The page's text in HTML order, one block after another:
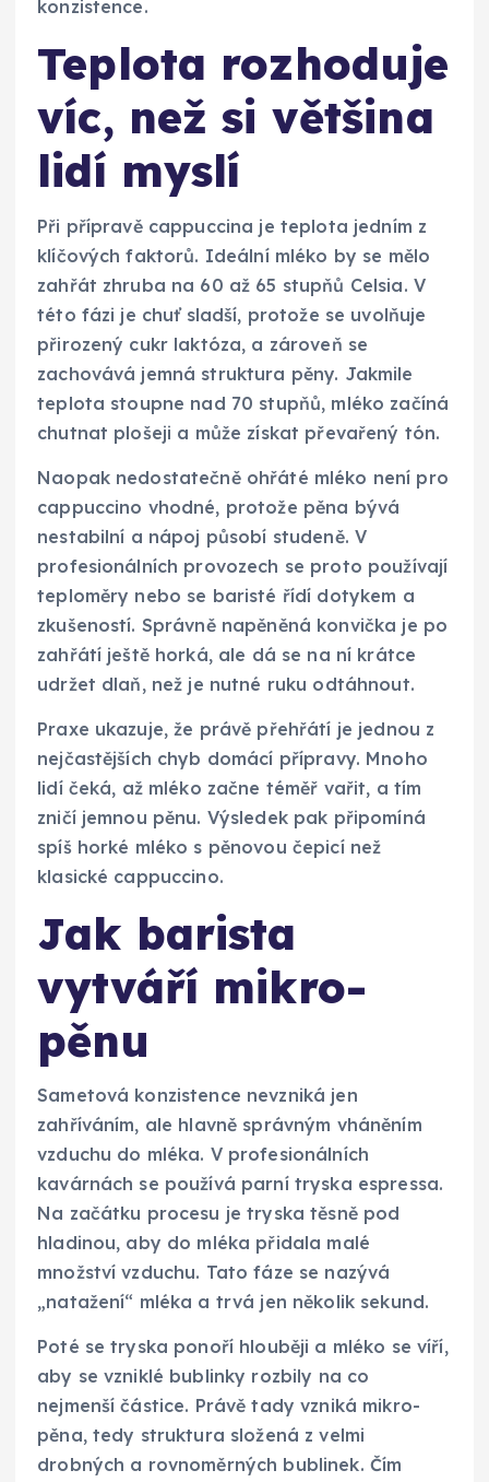
konzistence.
Teplota rozhoduje
víc, než si většina
lidí myslí
Při přípravě cappuccina je teplota jedním z
klíčových faktorů. Ideální mléko by se mělo
zahřát zhruba na 60 až 65 stupňů Celsia. V
této fázi je chuť sladší, protože se uvolňuje
přirozený cukr laktóza, a zároveň se
zachovává jemná struktura pěny. Jakmile
teplota stoupne nad 70 stupňů, mléko začíná
chutnat plošeji a může získat převařený tón.
Naopak nedostatečně ohřáté mléko není pro
cappuccino vhodné, protože pěna bývá
nestabilní a nápoj působí studeně. V
profesionálních provozech se proto používají
teploměry nebo se baristé řídí dotykem a
zkušeností. Správně napěněná konvička je po
zahřátí ještě horká, ale dá se na ní krátce
udržet dlaň, než je nutné ruku odtáhnout.
Praxe ukazuje, že právě přehřátí je jednou z
nejčastějších chyb domácí přípravy. Mnoho
lidí čeká, až mléko začne téměř vařit, a tím
zničí jemnou pěnu. Výsledek pak připomíná
spíš horké mléko s pěnovou čepicí než
klasické cappuccino.
Jak barista
vytváří mikro-
pěnu
Sametová konzistence nevzniká jen
zahříváním, ale hlavně správným vháněním
vzduchu do mléka. V profesionálních
kavárnách se používá parní tryska espressa.
Na začátku procesu je tryska těsně pod
hladinou, aby do mléka přidala malé
množství vzduchu. Tato fáze se nazývá
„natažení“ mléka a trvá jen několik sekund.
Poté se tryska ponoří hlouběji a mléko se víří,
aby se vzniklé bublinky rozbily na co
nejmenší částice. Právě tady vzniká mikro-
pěna, tedy struktura složená z velmi
drobných a rovnoměrných bublinek. Čím